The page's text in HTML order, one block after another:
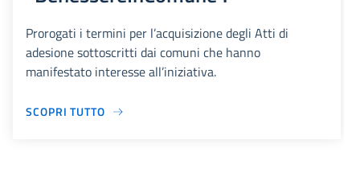
Prorogati i termini per l’acquisizione degli Atti di
adesione sottoscritti dai comuni che hanno
manifestato interesse all’iniziativa.
SCOPRI TUTTO